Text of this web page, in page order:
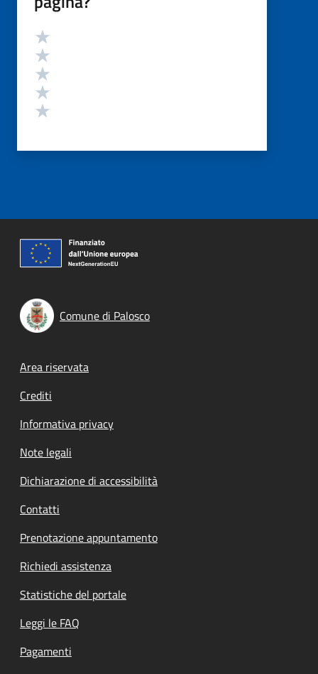
Valutazione
Comune di Palosco
Footer menu
Area riservata
Crediti
Informativa privacy
Note legali
Dichiarazione di accessibilità
Contatti
Prenotazione appuntamento
Richiedi assistenza
Statistiche del portale
Leggi le FAQ
Pagamenti